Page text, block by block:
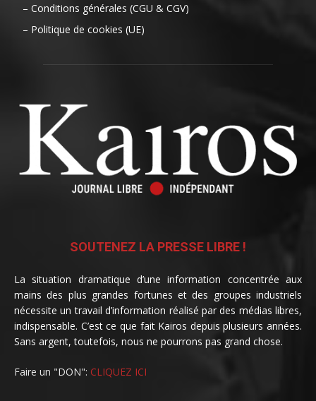
– Conditions générales (CGU & CGV)
– Politique de cookies (UE)
SOUTENEZ LA PRESSE LIBRE !
La situation dramatique d’une information concentrée aux
mains des plus grandes fortunes et des groupes industriels
nécessite un travail d’information réalisé par des médias libres,
indispensable. C’est ce que fait Kairos depuis plusieurs années.
Sans argent, toutefois, nous ne pourrons pas grand chose.
Faire un "DON": CLIQUEZ ICI